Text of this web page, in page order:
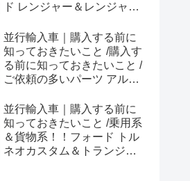
ド レンジャー＆レンジャー
め！
並行輸入車｜購入する前に
知っておきたいこと /購入す
る前に知っておきたいこと /
ご依頼の多いパーツ アルピ
やカスタム・チューニング
パーツも何とかなる！②
並行輸入車｜購入する前に
知っておきたいこと /乗用系
＆貨物系！！フォード トル
ネオカスタム＆トランジッ